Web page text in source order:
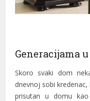
panel
panel
panel
panel
Generacijama
Skoro svaki dom
dnevnoj sobi
prisutan u domu